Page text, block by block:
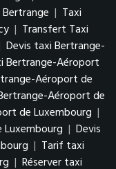
| Taxi
| Transfert Taxi
Devis taxi Bertrange-
Bertrange-Aéroport
Aéroport de
Aéroport de
de Luxembourg |
| Devis
| Tarif taxi
| Réserver taxi